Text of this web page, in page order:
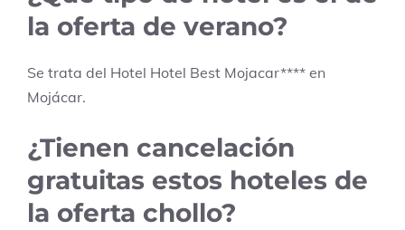
la oferta de verano?
Se trata del Hotel Hotel Best Mojacar**** en
Mojácar.
¿Tienen cancelación
gratuitas estos hoteles de
la oferta chollo?